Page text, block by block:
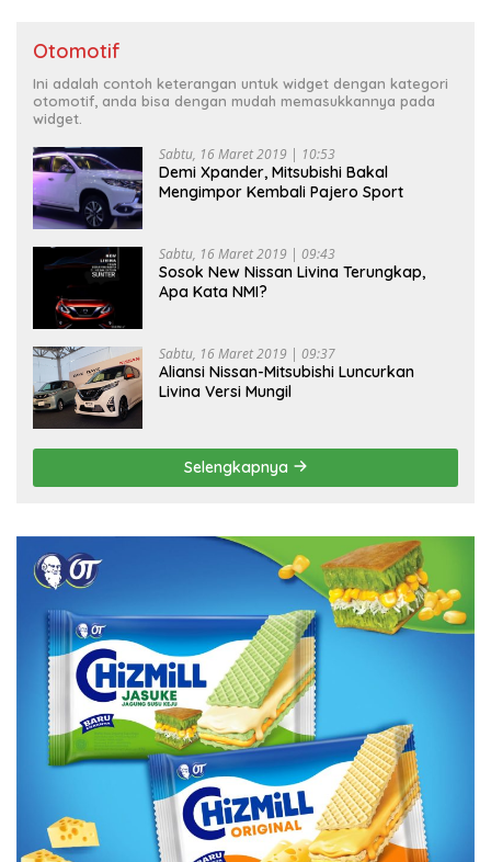
Otomotif
Ini adalah contoh keterangan untuk widget dengan kategori
otomotif, anda bisa dengan mudah memasukkannya pada
widget.
Sabtu, 16 Maret 2019 | 10:53
Demi Xpander, Mitsubishi Bakal
Mengimpor Kembali Pajero Sport
Sabtu, 16 Maret 2019 | 09:43
Sosok New Nissan Livina Terungkap,
Apa Kata NMI?
Sabtu, 16 Maret 2019 | 09:37
Aliansi Nissan-Mitsubishi Luncurkan
Livina Versi Mungil
Selengkapnya